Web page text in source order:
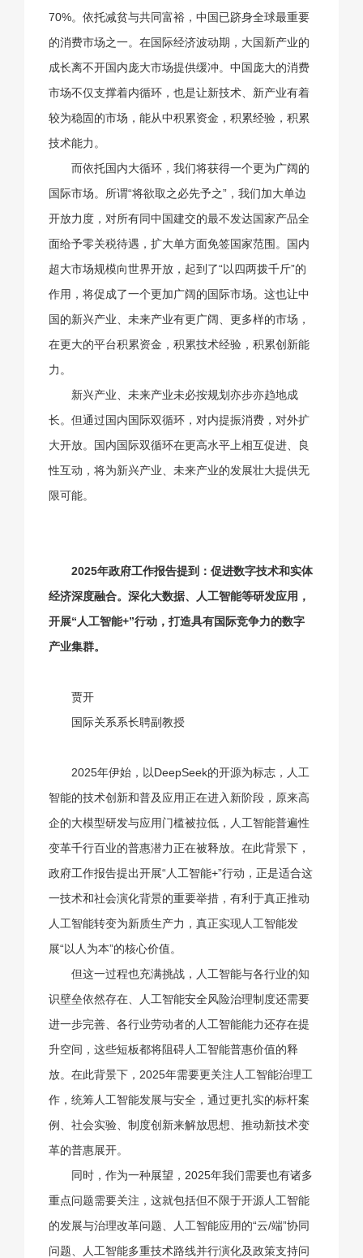
70%。依托减贫与共同富裕，中国已跻身全球最重要
的消费市场之一。在国际经济波动期，大国新产业的
成长离不开国内庞大市场提供缓冲。中国庞大的消费
市场不仅支撑着内循环，也是让新技术、新产业有着
较为稳固的市场，能从中积累资金，积累经验，积累
技术能力。
而依托国内大循环，我们将获得一个更为广阔的
国际市场。所谓“将欲取之必先予之”，我们加大单边
开放力度，对所有同中国建交的最不发达国家产品全
面给予零关税待遇，扩大单方面免签国家范围。国内
超大市场规模向世界开放，起到了“以四两拨千斤”的
作用，将促成了一个更加广阔的国际市场。这也让中
国的新兴产业、未来产业有更广阔、更多样的市场，
在更大的平台积累资金，积累技术经验，积累创新能
力。
新兴产业、未来产业未必按规划亦步亦趋地成
长。但通过国内国际双循环，对内提振消费，对外扩
大开放。国内国际双循环在更高水平上相互促进、良
性互动，将为新兴产业、未来产业的发展壮大提供无
限可能。
2025年政府工作报告提到：促进数字技术和实体
经济深度融合。深化大数据、人工智能等研发应用，
开展“人工智能+”行动，打造具有国际竞争力的数字
产业集群。
贾开
国际关系系长聘副教授
2025年伊始，以DeepSeek的开源为标志，人工
智能的技术创新和普及应用正在进入新阶段，原来高
企的大模型研发与应用门槛被拉低，人工智能普遍性
变革千行百业的普惠潜力正在被释放。在此背景下，
政府工作报告提出开展“人工智能+”行动，正是适合这
一技术和社会演化背景的重要举措，有利于真正推动
人工智能转变为新质生产力，真正实现人工智能发
展“以人为本”的核心价值。
但这一过程也充满挑战，人工智能与各行业的知
识壁垒依然存在、人工智能安全风险治理制度还需要
进一步完善、各行业劳动者的人工智能能力还存在提
升空间，这些短板都将阻碍人工智能普惠价值的释
放。在此背景下，2025年需要更关注人工智能治理工
作，统筹人工智能发展与安全，通过更扎实的标杆案
例、社会实验、制度创新来解放思想、推动新技术变
革的普惠展开。
同时，作为一种展望，2025年我们需要也有诸多
重点问题需要关注，这就包括但不限于开源人工智能
的发展与治理改革问题、人工智能应用的“云/端”协同
问题、人工智能多重技术路线并行演化及政策支持问